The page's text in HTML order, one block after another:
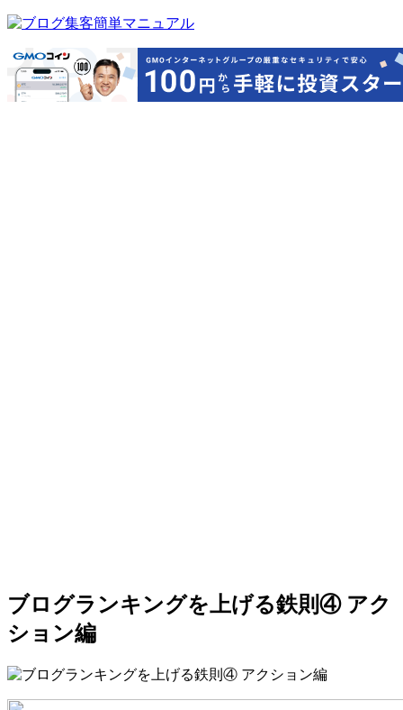
ブログランキングを上げる鉄則④ アク
ション編